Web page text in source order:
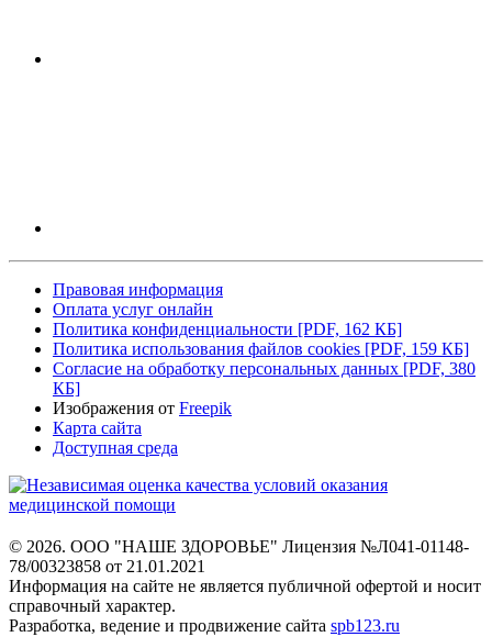
Правовая информация
Оплата услуг онлайн
Политика конфиденциальности [PDF, 162 КБ]
Политика использования файлов cookies [PDF, 159 КБ]
Согласие на обработку персональных данных [PDF, 380
КБ]
Изображения от Freepik
Карта сайта
Доступная среда
© 2026. ООО "НАШЕ ЗДОРОВЬЕ" Лицензия №Л041-01148-
78/00323858 от 21.01.2021
Информация на сайте не является публичной офертой и носит
справочный характер.
Разработка, ведение и продвижение сайта spb123.ru